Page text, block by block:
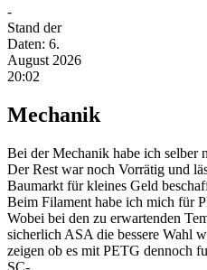
-
Stand der
Daten: 6.
August 2026
20:02
Mechanik
Bei der Mechanik habe ich selber
Der Rest war noch Vorrätig und
Baumarkt für kleines Geld
Beim Filament habe ich mich für
Wobei bei den zu erwartenden
sicherlich ASA die bessere Wahl
zeigen ob es mit PETG dennoch
SC-